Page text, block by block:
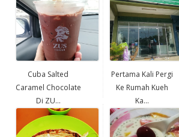
Cuba Salted
Caramel Chocolate
Di ZU...
Pertama Kali Pergi
Ke Rumah Kueh
Ka...